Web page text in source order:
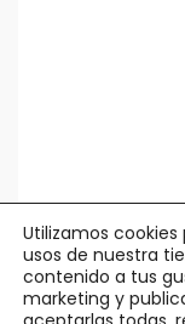
Utilizamos
usos de nuestra
contenido a tus
marketing y